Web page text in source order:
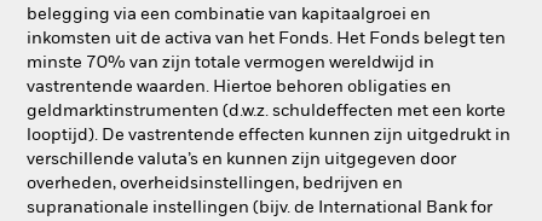
belegging via een combinatie van kapitaalgroei en
inkomsten uit de activa van het Fonds. Het Fonds belegt ten
minste 70% van zijn totale vermogen wereldwijd in
vastrentende waarden. Hiertoe behoren obligaties en
geldmarktinstrumenten (d.w.z. schuldeffecten met een korte
looptijd). De vastrentende effecten kunnen zijn uitgedrukt in
verschillende valuta’s en kunnen zijn uitgegeven door
overheden, overheidsinstellingen, bedrijven en
supranationale instellingen (bijv. de International Bank for